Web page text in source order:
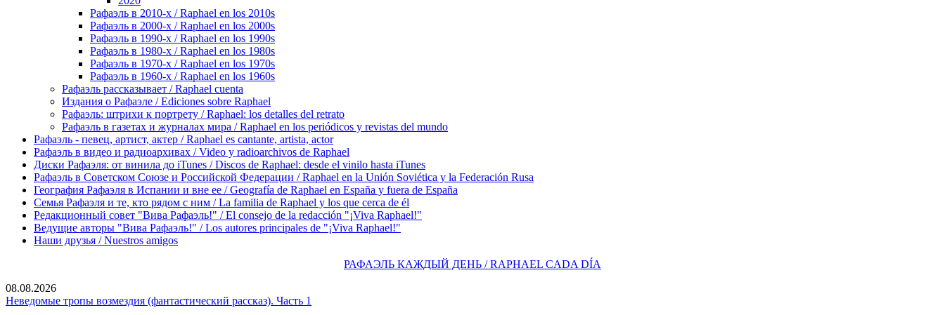
Рафаэль в 2010-х / Raphael en los 2010s
Рафаэль в 2000-х / Raphael en los 2000s
Рафаэль в 1990-х / Raphael en los 1990s
Рафаэль в 1980-х / Raphael en los 1980s
Рафаэль в 1970-х / Raphael en los 1970s
Рафаэль в 1960-х / Raphael en los 1960s
Рафаэль рассказывает / Raphael cuenta
Издания о Рафаэле / Ediciones sobre Raphael
Рафаэль: штрихи к портрету / Raphael: los detalles del retrato
Рафаэль в газетах и журналах мира / Raphael en los periódicos y revistas del mundo
Рафаэль - певец, артист, актер / Raphael es cantante, artista, actor
Рафаэль в видео и радиоархивах / Video y radioarchivos de Raphael
Диски Рафаэля: от винила до iTunes / Discos de Raphael: desde el vinilo hasta iTunes
Рафаэль в Советском Союзе и Российской Федерации / Raphael en la Unión Soviética y la Federación Rusa
География Рафаэля в Испании и вне ее / Geografía de Raphael en España y fuera de España
Семья Рафаэля и те, кто рядом с ним / La familia de Raphael y los que cerca de él
Редакционный совет "Вива Рафаэль!" / El consejo de la redacción "¡Viva Raphael!"
Ведущие авторы "Вива Рафаэль!" / Los autores principales de "¡Viva Raphael!"
Наши друзья / Nuestros amigos
РАФАЭЛЬ КАЖДЫЙ ДЕНЬ / RAPHAEL CADA DÍA
08.08.2026
Неведомые тропы возмездия (фантастический рассказ). Часть 1